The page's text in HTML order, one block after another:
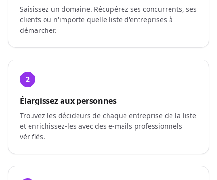
Saisissez un domaine. Récupérez ses concurrents, ses
clients ou n'importe quelle liste d'entreprises à
démarcher.
2
Élargissez aux personnes
Trouvez les décideurs de chaque entreprise de la liste
et enrichissez-les avec des e-mails professionnels
vérifiés.